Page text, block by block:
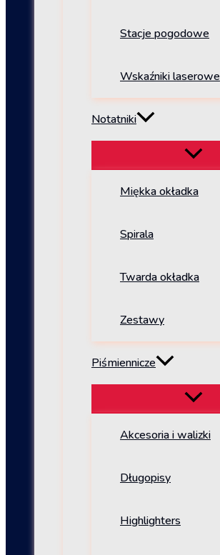
Stacje pogodowe
Wskaźniki laserowe
Notatniki
Miękka okładka
Spirala
Twarda okładka
Zestawy
Piśmiennicze
Akcesoria i walizki
Długopisy
Highlighters